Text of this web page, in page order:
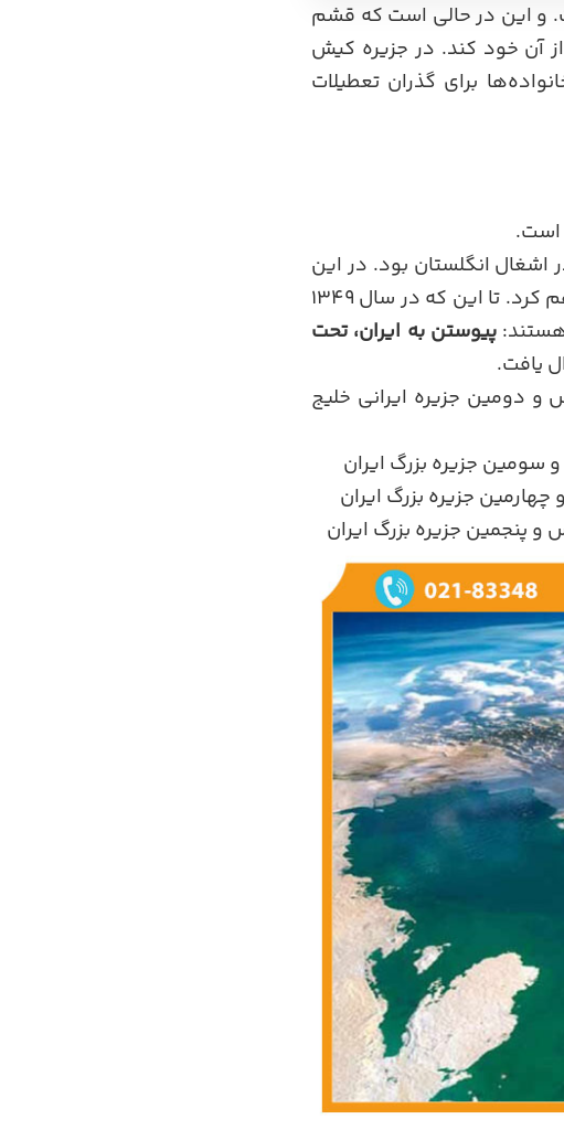
و این در حالی است که قشم
آن خود کند. در جزیره کیش
برای گذران تعطیلات
قاجار توسط انگلیسی ها اشغال شد و حدود 150 سال در اشغال انگلستان بود. در این
مدت بریتانیا با اسکان دادن قبایل عرب زمینه‌های جدایی آن را از ایران فراهم کرد. تا این که در سال 1349
هستند:پیوستن به ایران، تحت
یافت.
و دومین جزیره ایرانی خلیج